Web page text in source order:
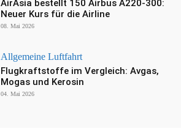
AirAsia bestellt 150 Airbus A220-300:
Neuer Kurs für die Airline
08. Mai 2026
Allgemeine Luftfahrt
Flugkraftstoffe im Vergleich: Avgas,
Mogas und Kerosin
04. Mai 2026